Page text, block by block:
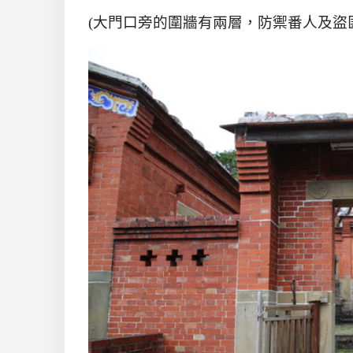
(大門口旁的圍牆有兩層，防禦番人及盜